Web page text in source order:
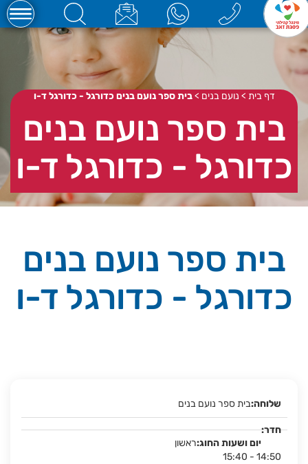
דף בית > נועם בנים > בית ספר נועם בנים כדורגל - כדורגל ד-ו
בית ספר נועם בנים
כדורגל - כדורגל ד-ו
בית ספר נועם בנים
כדורגל - כדורגל ד-ו
בית ספר נועם בנים
ראשון
15:40 - 14:50